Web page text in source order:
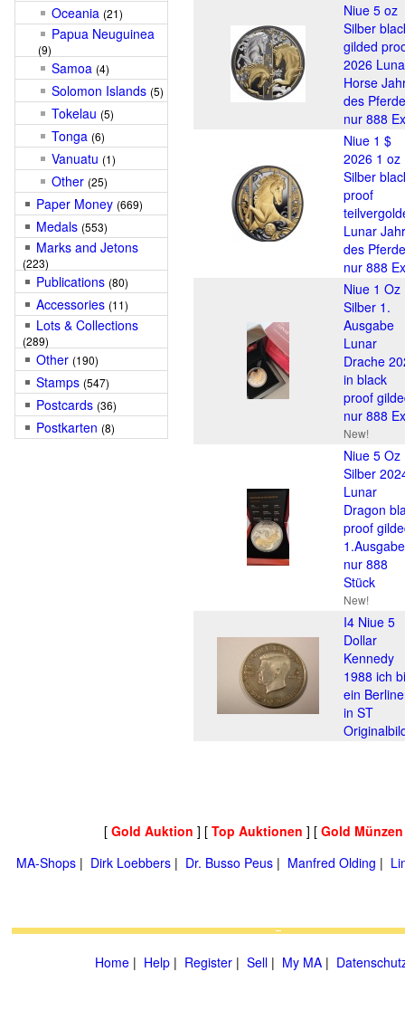
Oceania (21)
Papua Neuguinea
(9)
Samoa (4)
Solomon Islands (5)
Tokelau (5)
Tonga (6)
Vanuatu (1)
Other (25)
Paper Money (669)
Medals (553)
Marks and Jetons
(223)
Publications (80)
Accessories (11)
Lots & Collections
(289)
Other (190)
Stamps (547)
Postcards (36)
Postkarten (8)
Niue 5 oz
Silber
gilded
2026
Horse
des
nur 888
Niue 1 $
2026 1 oz
Silber
proof
Lunar Jahr
des
nur 888
Niue 1 Oz
Silber 1.
Ausgabe
Lunar
Drache
in black
proof
nur 888
New!
Niue 5 Oz
Silber
Lunar
Dragon
proof
1.Ausgabe
nur 888
Stück
New!
I4 Niue 5
Dollar
Kennedy
1988 ich
ein
in ST
[ Gold Auktion ] [ Top Auktionen ] [ Gold
MA-Shops | Dirk Loebbers | Dr. Busso Peus | Manfred Olding |
Home | Help | Register | Sell | My MA |